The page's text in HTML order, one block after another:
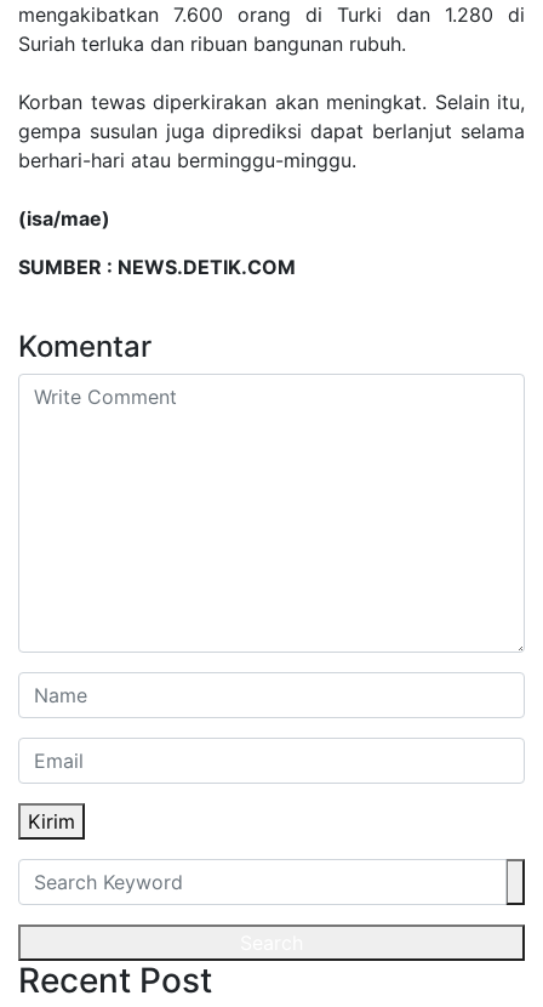
mengakibatkan 7.600 orang di Turki dan 1.280 di
Suriah terluka dan ribuan bangunan rubuh.
Korban tewas diperkirakan akan meningkat. Selain itu,
gempa susulan juga diprediksi dapat berlanjut selama
berhari-hari atau berminggu-minggu.
(isa/mae)
SUMBER : NEWS.DETIK.COM
Komentar
Kirim
Recent Post